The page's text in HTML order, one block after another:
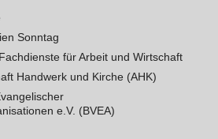
Sonntag
für Arbeit und Wirtschaft
Handwerk und Kirche (AHK)
e.V. (BVEA)